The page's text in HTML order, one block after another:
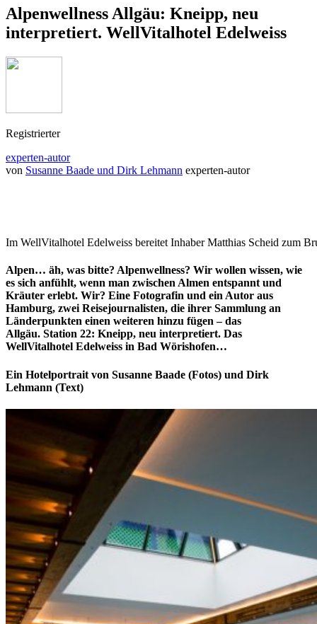
Alpenwellness Allgäu: Kneipp, neu
interpretiert. WellVitalhotel Edelweiss
Registrierter
experten-autor
von Susanne Baade und Dirk Lehmann experten-autor
Im WellVitalhotel Edelweiss bereitet Inhaber Matthias Scheid zum
Alpen… äh, was bitte? Alpenwellness? Wir wollen wissen, wie
es sich anfühlt, wenn man zwischen Almen entspannt und
Kräuter erlebt. Wir? Eine Fotografin und ein Autor aus
Hamburg, zwei Reisejournalisten, die ihrer Sammlung an
Länderpunkten einen weiteren hinzu fügen – das
Allgäu. Station 22: Kneipp, neu interpretiert. Das
WellVitalhotel Edelweiss in Bad Wörishofen…
Ein Hotelportrait von Susanne Baade (Fotos) und Dirk
Lehmann (Text)